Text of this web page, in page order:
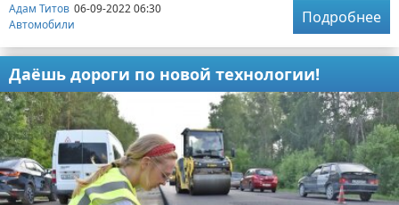
Адам Титов 06-09-2022 06:30
Автомобили
Подробнее
Даёшь дороги по новой технологии!